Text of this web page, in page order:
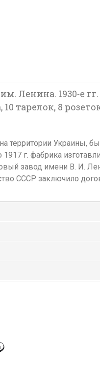
Ленина. 1930-е
тарелок, 8
территории Украины,
г. фабрика
завод имени В. И.
СССР заключило